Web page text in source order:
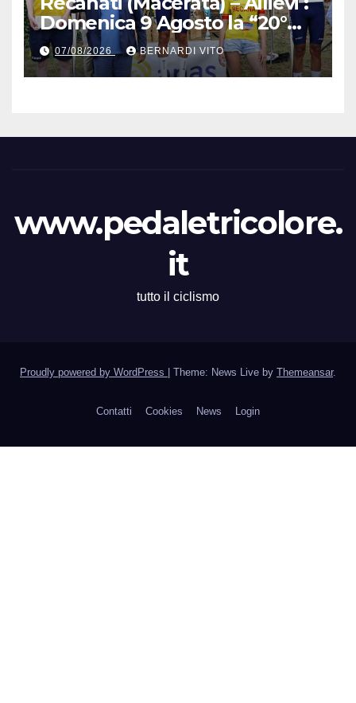
Domenica 9 Agosto la “20°
Mare e Monti” nelle terre del
grande Poeta Italiano
Giacomo Leopardi
07/08/2026 BERNARDI VITO
www.pedaletricolore.
it
tutto il ciclismo
Proudly powered by WordPress Theme: News Live by Themeansar.
Contatti Cookies News Login